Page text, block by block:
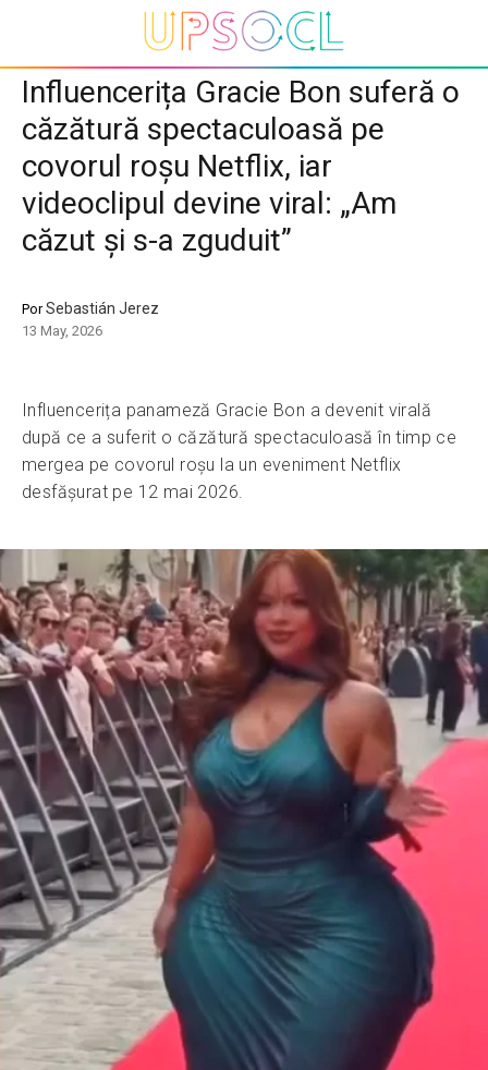
Influencerița Gracie Bon suferă o
căzătură spectaculoasă pe
covorul roșu Netflix, iar
videoclipul devine viral: „Am
căzut și s-a zguduit”
PorSebastián Jerez
13 May, 2026
Influencerița panameză Gracie Bon a devenit virală
după ce a suferit o căzătură spectaculoasă în timp ce
mergea pe covorul roșu la un eveniment Netflix
desfășurat pe 12 mai 2026.